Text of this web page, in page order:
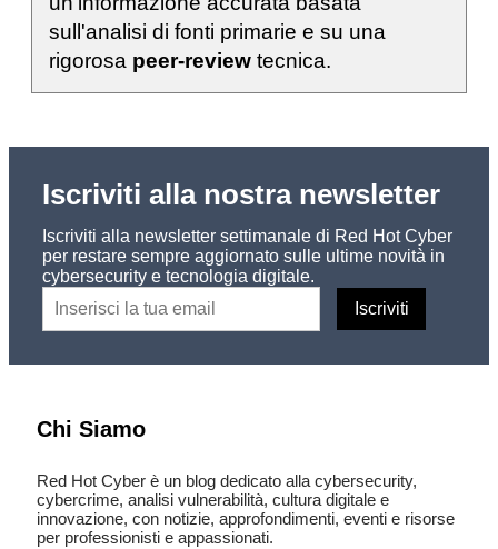
sull'analisi di fonti primarie e su una
rigorosa peer-review tecnica.
Iscriviti alla nostra newsletter
Iscriviti alla newsletter settimanale di Red Hot Cyber
per restare sempre aggiornato sulle ultime novità in
cybersecurity e tecnologia digitale.
Chi Siamo
Red Hot Cyber è un blog dedicato alla cybersecurity,
cybercrime, analisi vulnerabilità, cultura digitale e
innovazione, con notizie, approfondimenti, eventi e risorse
per professionisti e appassionati.